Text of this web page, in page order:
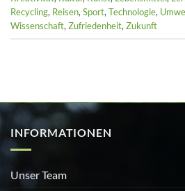
Recycling, Reisen,Sport,Technologie,
Wissenschaft,Zufriedenheit,Zukunft
INFORMATIONEN
Unser Team